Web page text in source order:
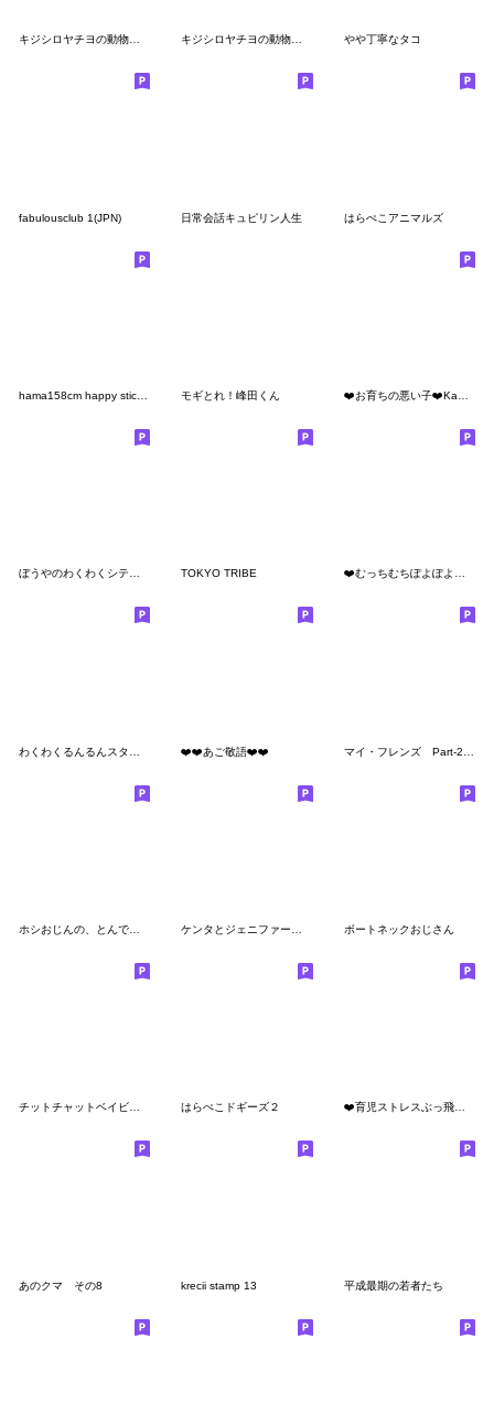
キジシロヤチヨの動物たち1 キジシロヤチヨの動物たち2 やや丁寧なタコ
fabulousclub 1(JPN) 日常会話キュピリン人生 はらぺこアニマルズ
モギとれ！峰田くん
ぼうやのわくわくシティライフ TOKYO TRIBE ❤️むっちむちぽよぽよず❤️
❤️❤️あご敬語❤️❤️
ボートネックおじさん
チットチャットベイビーズ はらぺこドギーズ２ ❤️育児ストレスぶっ飛ばしスタンプ❤️
あのクマ その8 krecii stamp 13 平成最期の若者たち